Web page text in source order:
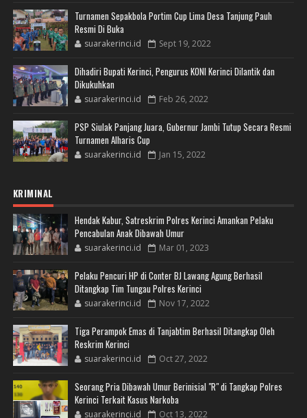
Turnamen Sepakbola Portim Cup Lima Desa Tanjung Pauh
Resmi Di Buka
suarakerinci.id Sept 19, 2022
Dihadiri Bupati Kerinci, Pengurus KONI Kerinci Dilantik dan
Dikukuhkan
suarakerinci.id Feb 26, 2022
PSP Siulak Panjang Juara, Gubernur Jambi Tutup Secara Resmi
Turnamen Alharis Cup
suarakerinci.id Jan 15, 2022
KRIMINAL
Hendak Kabur, Satreskrim Polres Kerinci Amankan Pelaku
Pencabulan Anak Dibawah Umur
suarakerinci.id Mar 01, 2023
Pelaku Pencuri HP di Conter BJ Lawang Agung Berhasil
Ditangkap Tim Tungau Polres Kerinci
suarakerinci.id Nov 17, 2022
Tiga Perampok Emas di Tanjabtim Berhasil Ditangkap Oleh
Reskrim Kerinci
suarakerinci.id Oct 27, 2022
Seorang Pria Dibawah Umur Berinisial "R" di Tangkap Polres
Kerinci Terkait Kasus Narkoba
suarakerinci.id Oct 13, 2022